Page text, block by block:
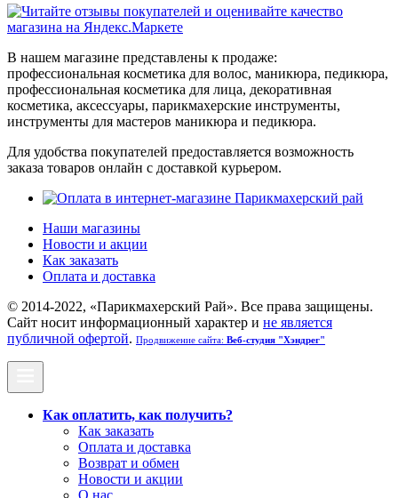
В нашем магазине представлены к продаже:
профессиональная косметика для волос, маникюра, педикюра,
профессиональная косметика для лица, декоративная
косметика, аксессуары, парикмахерские инструменты,
инструменты для мастеров маникюра и педикюра.
Для удобства покупателей предоставляется возможность
заказа товаров онлайн с доставкой курьером.
Наши магазины
Новости и акции
Как заказать
Оплата и доставка
© 2014-2022, «Парикмахерский Рай». Все права защищены.
Cайт носит информационный характер и не является
публичной офертой. Продвижение сайта: Веб-студия "Хэндрег"
Как оплатить, как получить?
Как заказать
Оплата и доставка
Возврат и обмен
Новости и акции
О нас